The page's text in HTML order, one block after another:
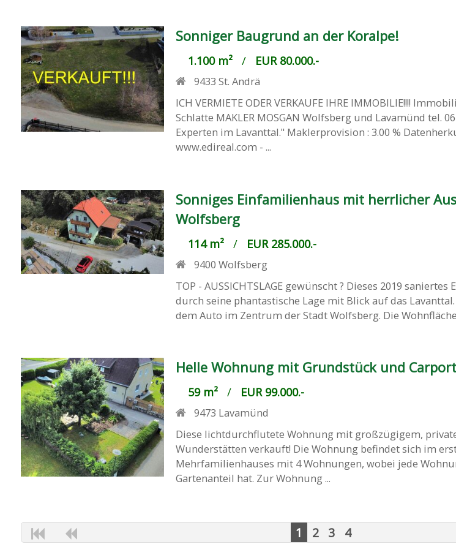
Sonniger Baugrund an der Koralpe!
1.100 m²/ EUR 80.000.-
9433 St. Andrä
ICH VERMIETE ODER VERKAUFE IHRE IMMOBILIE!!!!
Schlatte MAKLER MOSGAN Wolfsberg und Lavamünd tel.
Experten im Lavanttal." Maklerprovision : 3.00 %
www.edireal.com - ...
Sonniges Einfamilienhaus mit herrlicher
Wolfsberg
114 m²/ EUR 285.000.-
9400 Wolfsberg
TOP - AUSSICHTSLAGE gewünscht ? Dieses 2019
durch seine phantastische Lage mit Blick auf das
dem Auto im Zentrum der Stadt Wolfsberg. Die
Helle Wohnung mit Grundstück und
59 m²/ EUR 99.000.-
9473 Lavamünd
Diese lichtdurchflutete Wohnung mit großzügigem,
Wunderstätten verkauft! Die Wohnung befindet sich im
Mehrfamilienhauses mit 4 Wohnungen, wobei jede
Gartenanteil hat. Zur Wohnung ...
1 2 3 4